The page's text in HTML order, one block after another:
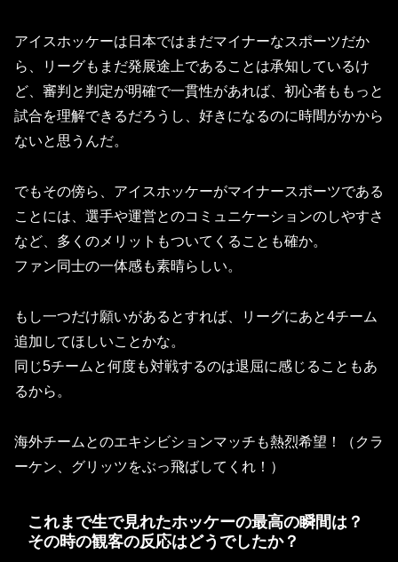
アイスホッケーは日本ではまだマイナーなスポーツだか
ら、リーグもまだ発展途上であることは承知しているけ
ど、審判と判定が明確で一貫性があれば、初心者ももっと
試合を理解できるだろうし、好きになるのに時間がかから
ないと思うんだ。
でもその傍ら、アイスホッケーがマイナースポーツである
ことには、選手や運営とのコミュニケーションのしやすさ
など、多くのメリットもついてくることも確か。
ファン同士の一体感も素晴らしい。
もし一つだけ願いがあるとすれば、リーグにあと4チーム
追加してほしいことかな。
同じ5チームと何度も対戦するのは退屈に感じることもあ
るから。
海外チームとのエキシビションマッチも熱烈希望！（クラ
ーケン、グリッツをぶっ飛ばしてくれ！）
これまで生で見れたホッケーの最高の瞬間は？
その時の観客の反応はどうでしたか？